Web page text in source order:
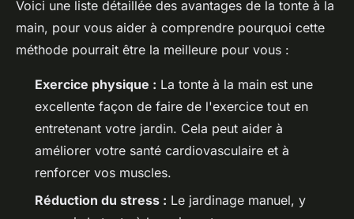
Voici une liste détaillée des avantages de la tonte à la
main, pour vous aider à comprendre pourquoi cette
méthode pourrait être la meilleure pour vous :
Exercice physique : La tonte à la main est une
excellente façon de faire de l'exercice tout en
entretenant votre jardin. Cela peut aider à
améliorer votre santé cardiovasculaire et à
renforcer vos muscles.
Réduction du stress : Le jardinage manuel, y